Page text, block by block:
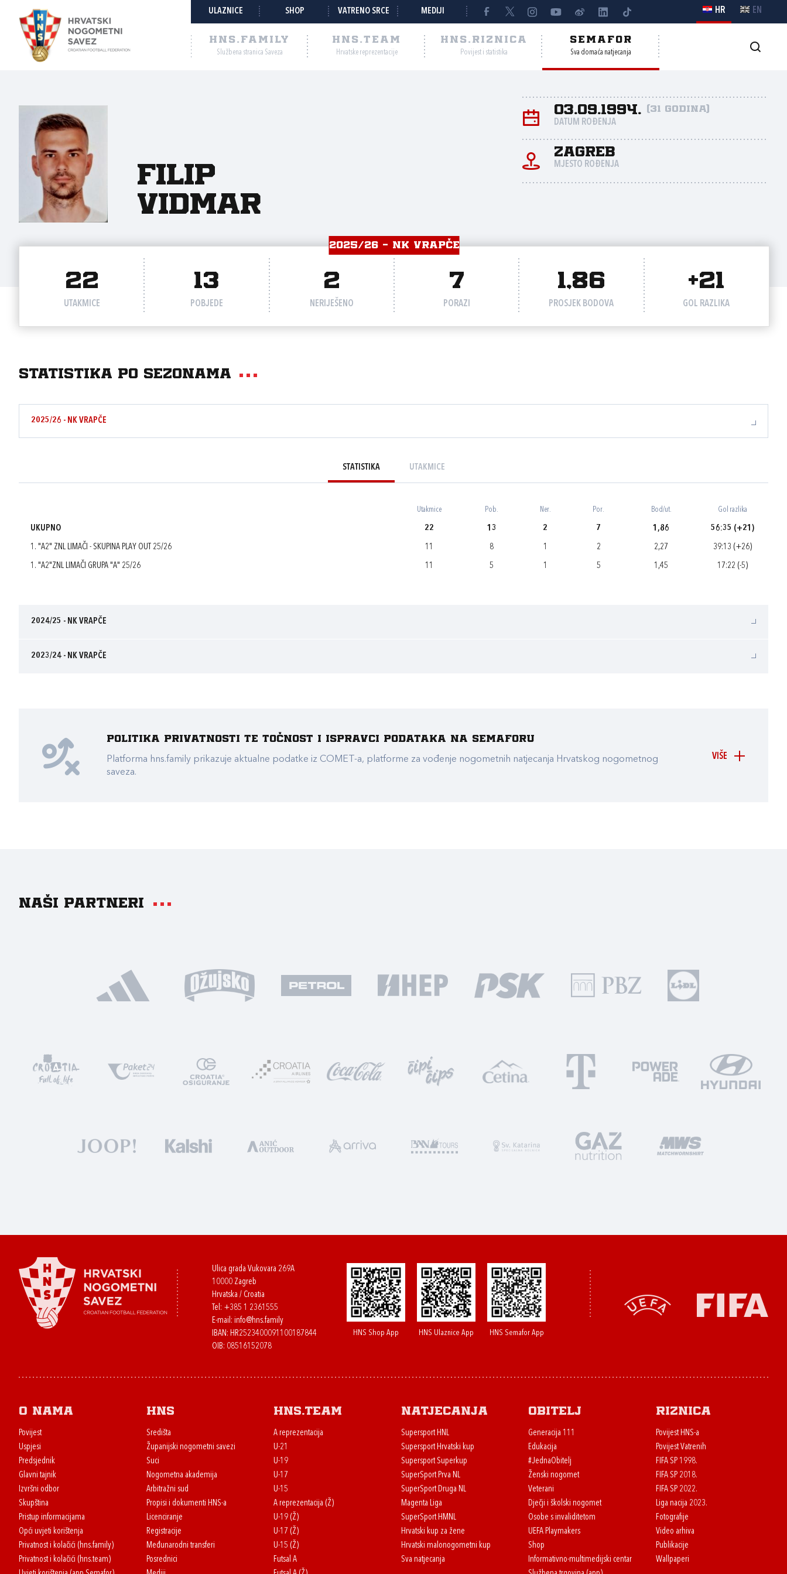
ULAZNICE SHOP VATRENO SRCE MEDIJI HR EN
HNS.FAMILY
Službena stranica Saveza
HNS.TEAM
Hrvatske reprezentacije
HNS.RIZNICA
Povijest i statistika
SEMAFOR
Sva domaća natjecanja
Filip
Vidmar
03.09.1994. (31 godina)
DATUM ROĐENJA
Zagreb
MJESTO ROĐENJA
2025/26 - NK VRAPČE
22
UTAKMICE
13
POBJEDE
2
NERIJEŠENO
7
PORAZI
1,86
PROSJEK BODOVA
+21
GOL RAZLIKA
Statistika po sezonama
2025/26 - NK VRAPČE
STATISTIKA UTAKMICE
Utakmice Pob. Ner. Por. Bod/ut. Gol razlika
UKUPNO 22 13 2 7 1,86 56:35 (+21)
1. "A2" ZNL LIMAČI - SKUPINA PLAY OUT 25/26 11 8 1 2 2,27 39:13 (+26)
1. "A2"ZNL LIMAČI GRUPA "A" 25/26 11 5 1 5 1,45 17:22 (-5)
2024/25 - NK VRAPČE
2023/24 - NK VRAPČE
VIŠE
Politika privatnosti te točnost i ispravci podataka na Semaforu
Platforma hns.family prikazuje aktualne podatke iz COMET-a, platforme za vođenje nogometnih natjecanja Hrvatskog nogometnog
saveza.
Naši partneri
Ulica grada Vukovara 269A
10000 Zagreb
Hrvatska / Croatia
Tel: +385 1 2361555
E-mail: info@hns.family
IBAN: HR2523400091100187844
OIB: 08516152078
HNS Shop App HNS Ulaznice App HNS Semafor App
O nama
Povijest
Uspjesi
Predsjednik
Glavni tajnik
Izvršni odbor
Skupština
Pristup informacijama
Opći uvjeti korištenja
Privatnost i kolačići (hns.family)
Privatnost i kolačići (hns.team)
HNS
Središta
Županijski nogometni savezi
Suci
Nogometna akademija
Arbitražni sud
Propisi i dokumenti HNS-a
Licenciranje
Registracije
Međunarodni transferi
Posrednici
HNS.team
A reprezentacija
U-21
U-19
U-17
U-15
A reprezentacija (Ž)
U-19 (Ž)
U-17 (Ž)
U-15 (Ž)
Futsal A
Natjecanja
Supersport HNL
Supersport Hrvatski kup
Supersport Superkup
SuperSport Prva NL
SuperSport Druga NL
Magenta Liga
SuperSport HMNL
Hrvatski kup za žene
Hrvatski malonogometni kup
Sva natjecanja
Obitelj
Generacija 111
Edukacija
#JednaObitelj
Ženski nogomet
Veterani
Dječji i školski nogomet
Osobe s invaliditetom
UEFA Playmakers
Shop
Informativno-multimedijski centar
Riznica
Povijest HNS-a
Povijest Vatrenih
FIFA SP 1998.
FIFA SP 2018.
FIFA SP 2022.
Liga nacija 2023.
Fotografije
Video arhiva
Publikacije
Wallpaperi